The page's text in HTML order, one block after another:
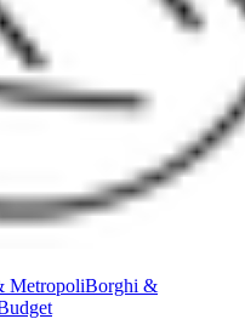
MetropoliBorghi &